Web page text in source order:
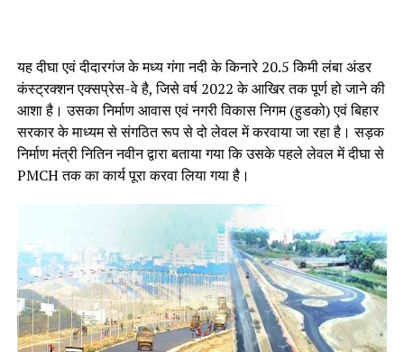
यह दीघा एवं दीदारगंज के मध्य गंगा नदी के किनारे 20.5 किमी लंबा अंडर
कंस्ट्रक्शन एक्सप्रेस-वे है, जिसे वर्ष 2022 के आखिर तक पूर्ण हो जाने की
आशा है। उसका निर्माण आवास एवं नगरी विकास निगम (हुडको) एवं बिहार
सरकार के माध्यम से संगठित रूप से दो लेवल में करवाया जा रहा है। सड़क
निर्माण मंत्री नितिन नवीन द्वारा बताया गया कि उसके पहले लेवल में दीघा से
PMCH तक का कार्य पूरा करवा लिया गया है।